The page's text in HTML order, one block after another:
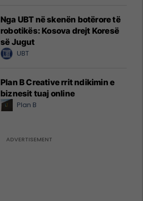
Nga UBT në skenën botërore të
robotikës: Kosova drejt Koresë
së Jugut
UBT
Plan B Creative rrit ndikimin e
biznesit tuaj online
Plan B